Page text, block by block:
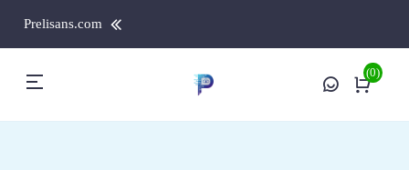
Prelisans.com
(0)